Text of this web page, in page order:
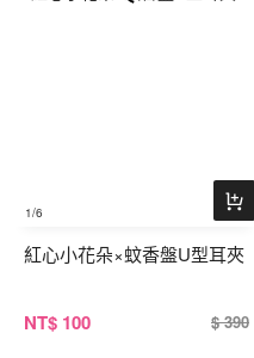
1/6
紅心小花朵×蚊香盤U型耳夾
NT$ 100 $ 390